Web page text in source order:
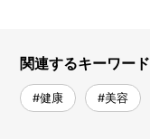
関連するキーワード
#健康 #美容